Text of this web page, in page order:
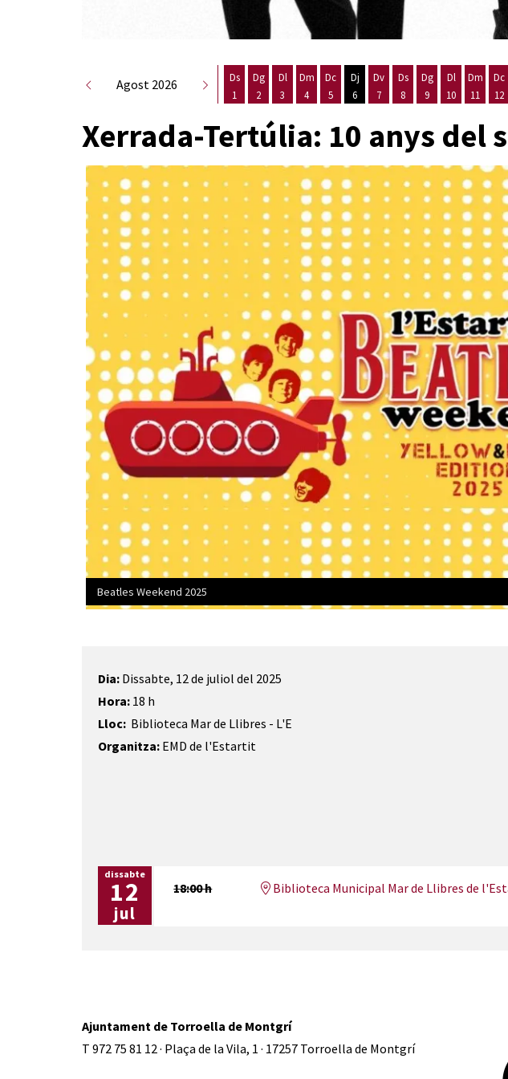
Agost 2026
Ds
1
Dg
2
Dl
3
Dm
4
Dc
5
Dj
6
Dv
7
Ds
8
Dg
9
Dl
10
Dm
11
Dc
12
Xerrada-Tertúlia: 10 anys del
Beatles Weekend 2025
Dia: Dissabte, 12 de juliol del 2025
Hora: 18 h
Lloc: Biblioteca Mar de Llibres - L'E
Organitza: EMD de l'Estartit
dissabte
12
jul
18:00 h Biblioteca Municipal Mar de Llibres de
Ajuntament de Torroella de Montgrí
T 972 75 81 12 · Plaça de la Vila, 1 · 17257 Torroella de Montgrí